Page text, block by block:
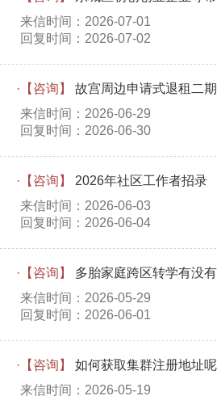
来信时间：2026-07-01
回复时间：2026-07-02
·【咨询】 故宫周边申请式退租二
来信时间：2026-06-29
回复时间：2026-06-30
·【咨询】 2026年社区工作者招录
来信时间：2026-06-03
回复时间：2026-06-04
·【咨询】 多胎家庭跨区转学有没
来信时间：2026-05-29
回复时间：2026-06-01
·【咨询】 如何获取集群注册地址呢
来信时间：2026-05-19